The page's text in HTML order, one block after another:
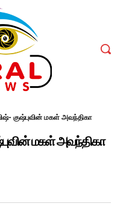
குஷ்புவின் மகள் அவந்திகா
மகள் அவந்திகா